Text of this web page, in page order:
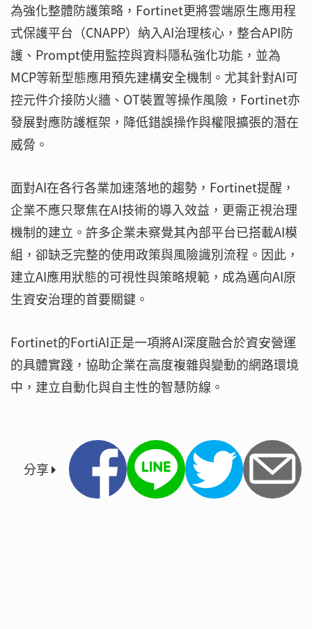
為強化整體防護策略，Fortinet更將雲端原生應用程
式保護平台（CNAPP）納入AI治理核心，整合API防
護、Prompt使用監控與資料隱私強化功能，並為
MCP等新型態應用預先建構安全機制。尤其針對AI可
控元件介接防火牆、OT裝置等操作風險，Fortinet亦
發展對應防護框架，降低錯誤操作與權限擴張的潛在
威脅。
面對AI在各行各業加速落地的趨勢，Fortinet提醒，
企業不應只聚焦在AI技術的導入效益，更需正視治理
機制的建立。許多企業未察覺其內部平台已搭載AI模
組，卻缺乏完整的使用政策與風險識別流程。因此，
建立AI應用狀態的可視性與策略規範，成為邁向AI原
生資安治理的首要關鍵。
Fortinet的FortiAI正是一項將AI深度融合於資安營運
的具體實踐，協助企業在高度複雜與變動的網路環境
中，建立自動化與自主性的智慧防線。
分享